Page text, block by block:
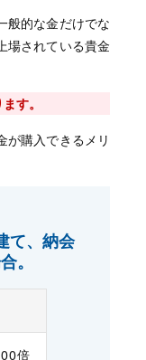
般的な金だけでな
場されている貴金
す。
が購入できるメリ
て、納会
。
倍